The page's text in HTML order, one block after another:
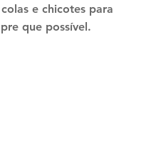
e chicotes para
que possível.